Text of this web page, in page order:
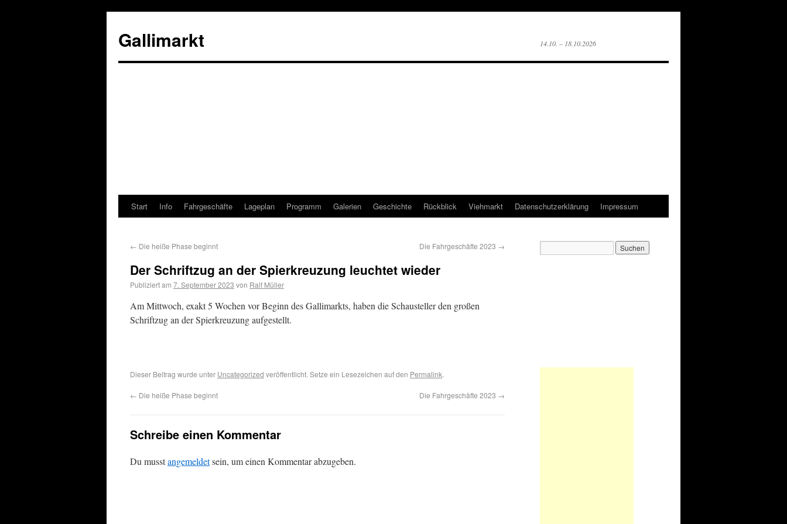
Gallimarkt 14.10. – 18.10.2026
Start Info Fahrgeschäfte Lageplan Programm Galerien Geschichte Rückblick Viehmarkt Datenschutzerklärung Impressum
← Die heiße Phase beginnt Die Fahrgeschäfte 2023 →
Der Schriftzug an der Spierkreuzung leuchtet wieder
Publiziert am 7. September 2023 von Ralf Müller
Am Mittwoch, exakt 5 Wochen vor Beginn des Gallimarkts, haben die Schausteller den großen
Schriftzug an der Spierkreuzung aufgestellt.
Dieser Beitrag wurde unter Uncategorized veröffentlicht. Setze ein Lesezeichen auf den Permalink.
← Die heiße Phase beginnt Die Fahrgeschäfte 2023 →
Schreibe einen Kommentar
Du musstangemeldetsein, um einen Kommentar abzugeben.